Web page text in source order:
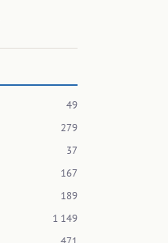
49
279
37
167
189
1 149